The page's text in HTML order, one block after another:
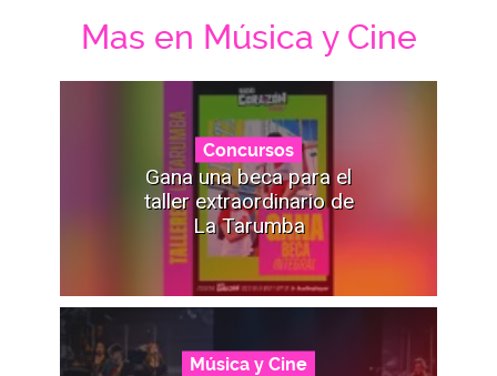
Mas en Música y Cine
Concursos
Gana una beca para el
taller extraordinario de
La Tarumba
Música y Cine